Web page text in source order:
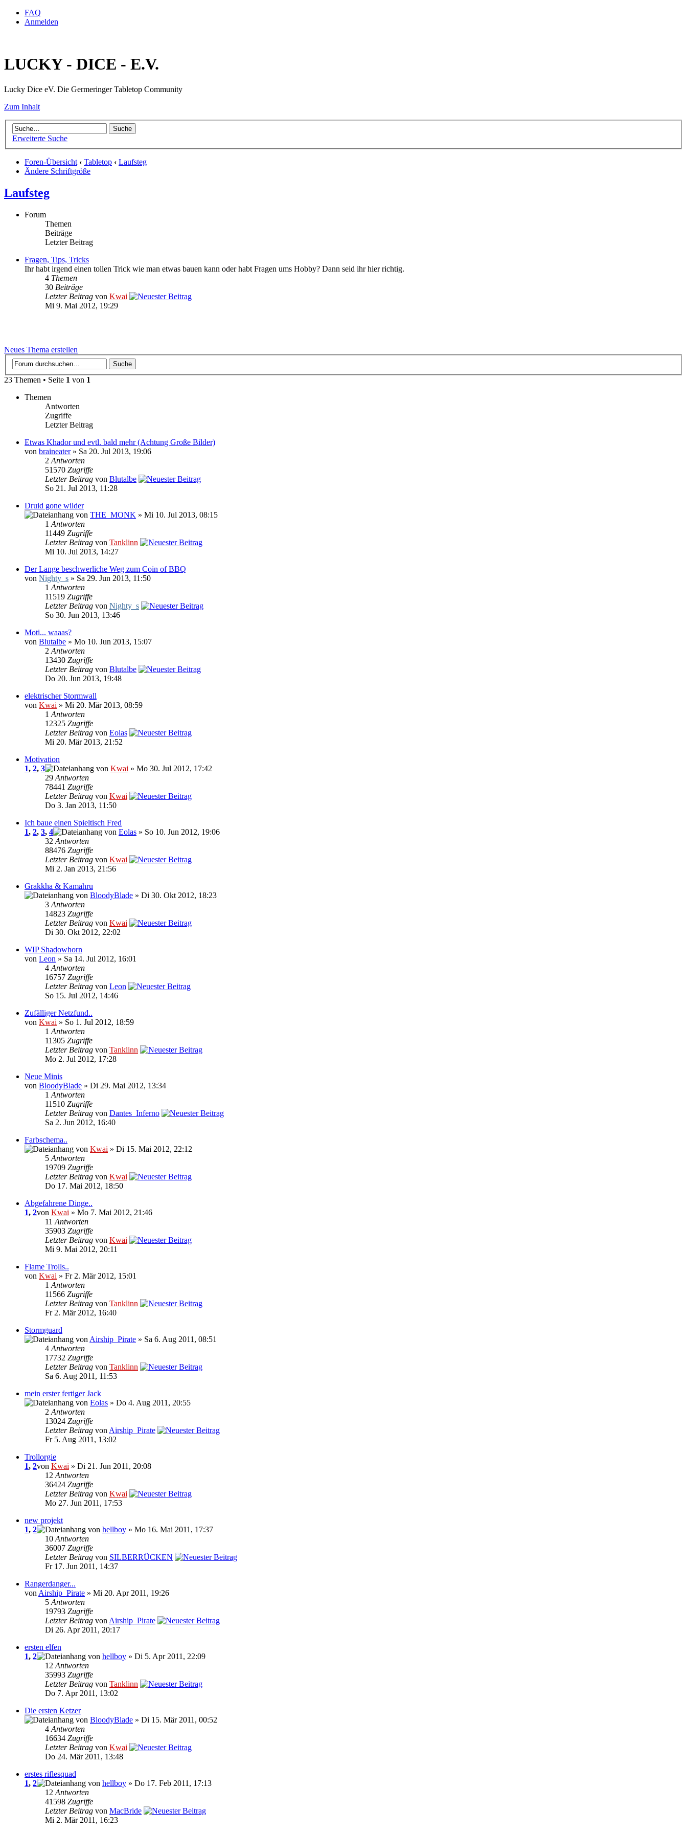
FAQ
Anmelden
LUCKY - DICE - E.V.
Lucky Dice eV. Die Germeringer Tabletop Community
Zum Inhalt
Erweiterte Suche
Foren-Übersicht ‹ Tabletop ‹ Laufsteg
Ändere Schriftgröße
Laufsteg
Forum
Themen
Beiträge
Letzter Beitrag
Fragen, Tips, Tricks
Ihr habt irgend einen tollen Trick wie man etwas bauen kann oder habt Fragen ums Hobby? Dann seid ihr hier richtig.
4 Themen
30 Beiträge
Letzter Beitrag von Kwai
Mi 9. Mai 2012, 19:29
Neues Thema erstellen
23 Themen • Seite 1 von 1
Themen
Antworten
Zugriffe
Letzter Beitrag
Etwas Khador und evtl. bald mehr (Achtung Große Bilder)
von braineater» Sa 20. Jul 2013, 19:06
2 Antworten
51570 Zugriffe
Letzter Beitrag von Blutalbe
So 21. Jul 2013, 11:28
Druid gone wilder
von THE_MONK » Mi 10. Jul 2013, 08:15
1 Antworten
11449 Zugriffe
Letzter Beitrag von Tanklinn
Mi 10. Jul 2013, 14:27
Der Lange beschwerliche Weg zum Coin of BBQ
von Nighty_s » Sa 29. Jun 2013, 11:50
1 Antworten
11519 Zugriffe
Letzter Beitrag von Nighty_s
So 30. Jun 2013, 13:46
Moti... waaas?
von Blutalbe » Mo 10. Jun 2013, 15:07
2 Antworten
13430 Zugriffe
Letzter Beitrag von Blutalbe
Do 20. Jun 2013, 19:48
elektrischer Stormwall
von Kwai » Mi 20. Mär 2013, 08:59
1 Antworten
12325 Zugriffe
Letzter Beitrag von Eolas
Mi 20. Mär 2013, 21:52
Motivation
1, 2, 3 von Kwai » Mo 30. Jul 2012, 17:42
29 Antworten
78441 Zugriffe
Letzter Beitrag von Kwai
Do 3. Jan 2013, 11:50
Ich baue einen Spieltisch Fred
1, 2, 3, 4 von Eolas » So 10. Jun 2012, 19:06
32 Antworten
88476 Zugriffe
Letzter Beitrag von Kwai
Mi 2. Jan 2013, 21:56
Grakkha & Kamahru
von BloodyBlade » Di 30. Okt 2012, 18:23
3 Antworten
14823 Zugriffe
Letzter Beitrag von Kwai
Di 30. Okt 2012, 22:02
WIP Shadowhorn
von Leon » Sa 14. Jul 2012, 16:01
4 Antworten
16757 Zugriffe
Letzter Beitrag von Leon
So 15. Jul 2012, 14:46
Zufälliger Netzfund..
von Kwai » So 1. Jul 2012, 18:59
1 Antworten
11305 Zugriffe
Letzter Beitrag von Tanklinn
Mo 2. Jul 2012, 17:28
Neue Minis
von BloodyBlade » Di 29. Mai 2012, 13:34
1 Antworten
11510 Zugriffe
Letzter Beitrag von Dantes_Inferno
Sa 2. Jun 2012, 16:40
Farbschema..
von Kwai » Di 15. Mai 2012, 22:12
5 Antworten
19709 Zugriffe
Letzter Beitrag von Kwai
Do 17. Mai 2012, 18:50
Abgefahrene Dinge..
1, 2von Kwai » Mo 7. Mai 2012, 21:46
11 Antworten
35903 Zugriffe
Letzter Beitrag von Kwai
Mi 9. Mai 2012, 20:11
Flame Trolls..
von Kwai » Fr 2. Mär 2012, 15:01
1 Antworten
11566 Zugriffe
Letzter Beitrag von Tanklinn
Fr 2. Mär 2012, 16:40
Stormguard
von Airship_Pirate » Sa 6. Aug 2011, 08:51
4 Antworten
17732 Zugriffe
Letzter Beitrag von Tanklinn
Sa 6. Aug 2011, 11:53
mein erster fertiger Jack
von Eolas » Do 4. Aug 2011, 20:55
2 Antworten
13024 Zugriffe
Letzter Beitrag von Airship_Pirate
Fr 5. Aug 2011, 13:02
Trollorgie
1, 2von Kwai » Di 21. Jun 2011, 20:08
12 Antworten
36424 Zugriffe
Letzter Beitrag von Kwai
Mo 27. Jun 2011, 17:53
new projekt
1, 2 von hellboy » Mo 16. Mai 2011, 17:37
10 Antworten
36007 Zugriffe
Letzter Beitrag von SILBERRÜCKEN
Fr 17. Jun 2011, 14:37
Rangerdanger...
von Airship_Pirate » Mi 20. Apr 2011, 19:26
5 Antworten
19793 Zugriffe
Letzter Beitrag von Airship_Pirate
Di 26. Apr 2011, 20:17
ersten elfen
1, 2 von hellboy » Di 5. Apr 2011, 22:09
12 Antworten
35993 Zugriffe
Letzter Beitrag von Tanklinn
Do 7. Apr 2011, 13:02
Die ersten Ketzer
von BloodyBlade » Di 15. Mär 2011, 00:52
4 Antworten
16634 Zugriffe
Letzter Beitrag von Kwai
Do 24. Mär 2011, 13:48
erstes riflesquad
1, 2 von hellboy » Do 17. Feb 2011, 17:13
12 Antworten
41598 Zugriffe
Letzter Beitrag von MacBride
Mi 2. Mär 2011, 16:23